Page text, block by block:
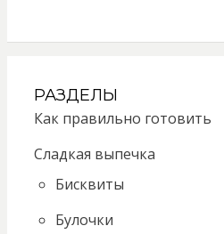
РАЗДЕЛЫ
Как правильно готовить
Сладкая выпечка
Бисквиты
Булочки